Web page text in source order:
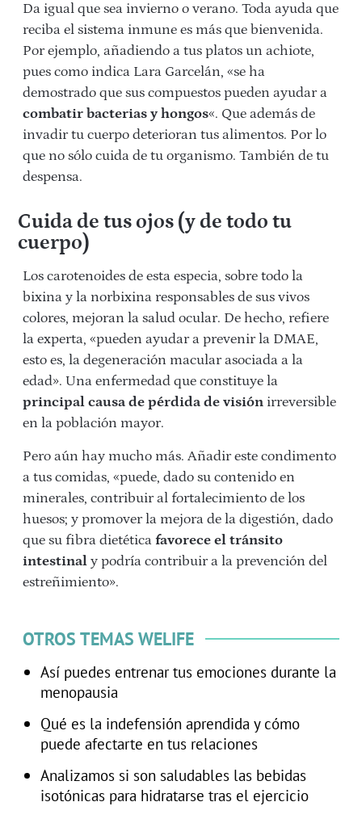
Da igual que sea invierno o verano. Toda ayuda que
reciba el sistema inmune es más que bienvenida.
Por ejemplo, añadiendo a tus platos un achiote,
pues como indica Lara Garcelán, «se ha
demostrado que sus compuestos pueden ayudar a
combatir bacterias y hongos«. Que además de
invadir tu cuerpo deterioran tus alimentos. Por lo
que no sólo cuida de tu organismo. También de tu
despensa.
Cuida de tus ojos (y de todo tu
cuerpo)
Los carotenoides de esta especia, sobre todo la
bixina y la norbixina responsables de sus vivos
colores, mejoran la salud ocular. De hecho, refiere
la experta, «pueden ayudar a prevenir la DMAE,
esto es, la degeneración macular asociada a la
edad». Una enfermedad que constituye la
principal causa de pérdida de visión irreversible
en la población mayor.
Pero aún hay mucho más. Añadir este condimento
a tus comidas, «puede, dado su contenido en
minerales, contribuir al fortalecimiento de los
huesos; y promover la mejora de la digestión, dado
que su fibra dietética favorece el tránsito
intestinal y podría contribuir a la prevención del
estreñimiento».
OTROS TEMAS WELIFE
Así puedes entrenar tus emociones durante la
menopausia
Qué es la indefensión aprendida y cómo
puede afectarte en tus relaciones
Analizamos si son saludables las bebidas
isotónicas para hidratarse tras el ejercicio